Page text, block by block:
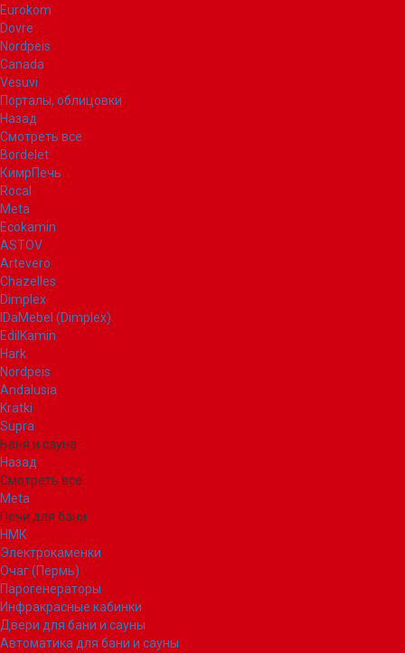
Eurokom
Dovre
Nordpeis
Canada
Vesuvi
Порталы, облицовки
Назад
Смотреть все
Bordelet
КимрПечь
Rocal
Meta
Ecokamin
ASTOV
Artevero
Chazelles
Dimplex
IDaMebel (Dimplex)
EdilKamin
Hark
Nordpeis
Andalusia
Kratki
Supra
Баня и сауна
Назад
Смотреть все
Meta
Печи для бани
НМК
Электрокаменки
Очаг (Пермь)
Парогенераторы
Инфракрасные кабинки
Двери для бани и сауны
Автоматика для бани и сауны